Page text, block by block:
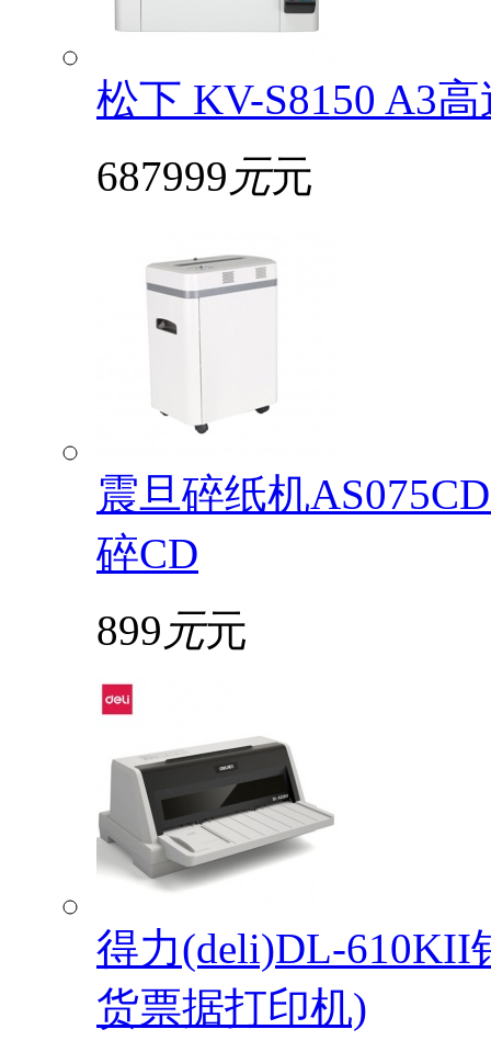
松下 KV-S8150 A3
687999 元元
震旦碎纸机
碎CD
899 元元
得力(deli)DL-610KII
货票据打印机)